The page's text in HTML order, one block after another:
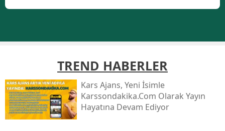
TREND HABERLER
Kars Ajans, Yeni İsimle
Karssondakika.com Olarak Yayın
Hayatına Devam Ediyor